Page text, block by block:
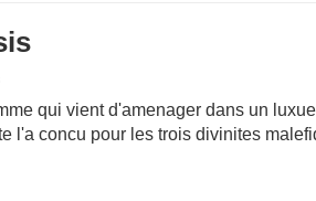
qui vient d'amenager dans un
l'a concu pour les trois divinites